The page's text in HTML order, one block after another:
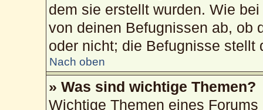
dem sie erstellt wurden. Wie
von deinen Befugnissen ab, ob
oder nicht; die Befugnisse stellt
Nach oben
» Was sind wichtige Themen?
Wichtige Themen eines